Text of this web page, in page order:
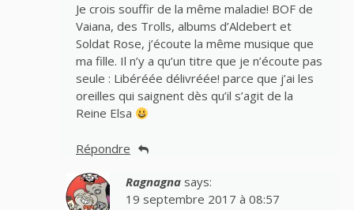
Je crois souffir de la même maladie! BOF de
Vaiana, des Trolls, albums d’Aldebert et
Soldat Rose, j’écoute la même musique que
ma fille. Il n’y a qu’un titre que je n’écoute pas
seule : Libéréée délivréée! parce que j’ai les
oreilles qui saignent dès qu’il s’agit de la
Reine Elsa
Répondre
Ragnagna says:
19 septembre 2017 à 08:57